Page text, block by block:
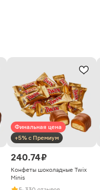
Финальная цена
+5% с Премиум
240.74 ₽
Конфеты шоколадные Twix
Minis